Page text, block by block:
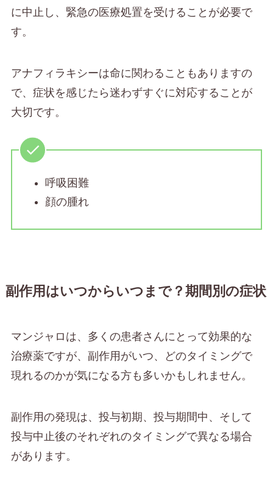
に中止し、緊急の医療処置を受けることが必要で
す。
アナフィラキシーは命に関わることもありますの
で、症状を感じたら迷わずすぐに対応することが
大切です。
呼吸困難
顔の腫れ
副作用はいつからいつまで？期間別の症状
マンジャロは、多くの患者さんにとって効果的な
治療薬ですが、副作用がいつ、どのタイミングで
現れるのかが気になる方も多いかもしれません。
副作用の発現は、投与初期、投与期間中、そして
投与中止後のそれぞれのタイミングで異なる場合
があります。